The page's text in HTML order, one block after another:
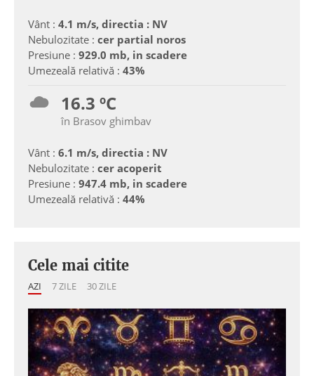
Vânt : 4.1 m/s, directia : NV
Nebulozitate : cer partial noros
Presiune : 929.0 mb, in scadere
Umezeală relativă : 43%
16.3 ºC
în Brasov ghimbav
Vânt : 6.1 m/s, directia : NV
Nebulozitate : cer acoperit
Presiune : 947.4 mb, in scadere
Umezeală relativă : 44%
Cele mai citite
AZI 7 ZILE 30 ZILE